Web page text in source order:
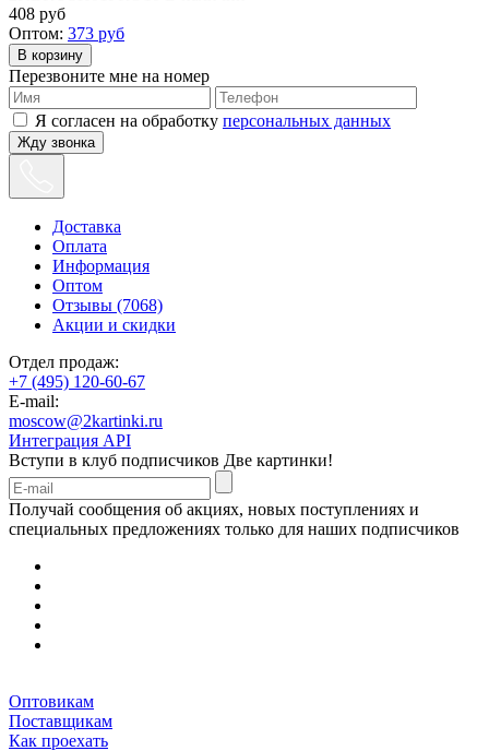
408 руб
Оптом: 373 руб
Перезвоните мне на номер
Я согласен на обработку персональных данных
Жду звонка
Доставка
Оплата
Информация
Оптом
Отзывы (7068)
Акции и скидки
Отдел продаж:
+7 (495) 120-60-67
E-mail:
moscow@2kartinki.ru
Интеграция API
Вступи в клуб подписчиков Две картинки!
Получай сообщения об акциях, новых поступлениях и
специальных предложениях только для наших подписчиков
Оптовикам
Поставщикам
Как проехать